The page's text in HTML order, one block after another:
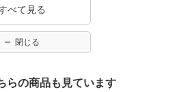
べて見る
閉じる
らの商品も見ています